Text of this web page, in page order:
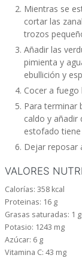
Mientras se
cortar las
trozos
Añadir las
pimienta y
ebullición y
Cocer a
Para terminar
caldo y añadir
estofado
Dejar reposar
VALORES
Calorías: 358 kcal
Proteinas: 16 g
Grasas saturadas: 1 g
Potasio: 1243 mg
Azúcar: 6 g
Vitamina C: 43 mg